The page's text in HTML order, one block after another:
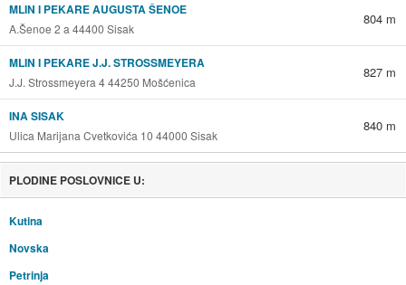
MLIN I PEKARE AUGUSTA ŠENOE
A.Šenoe 2 a 44400 Sisak
804 m
MLIN I PEKARE J.J. STROSSMEYERA
J.J. Strossmeyera 4 44250 Mošćenica
827 m
INA SISAK
Ulica Marijana Cvetkovića 10 44000 Sisak
840 m
PLODINE POSLOVNICE U:
Kutina
Novska
Petrinja